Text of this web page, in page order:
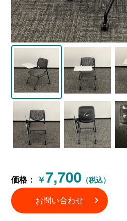
価格： ￥7,700 （税込）
お問い合わせ